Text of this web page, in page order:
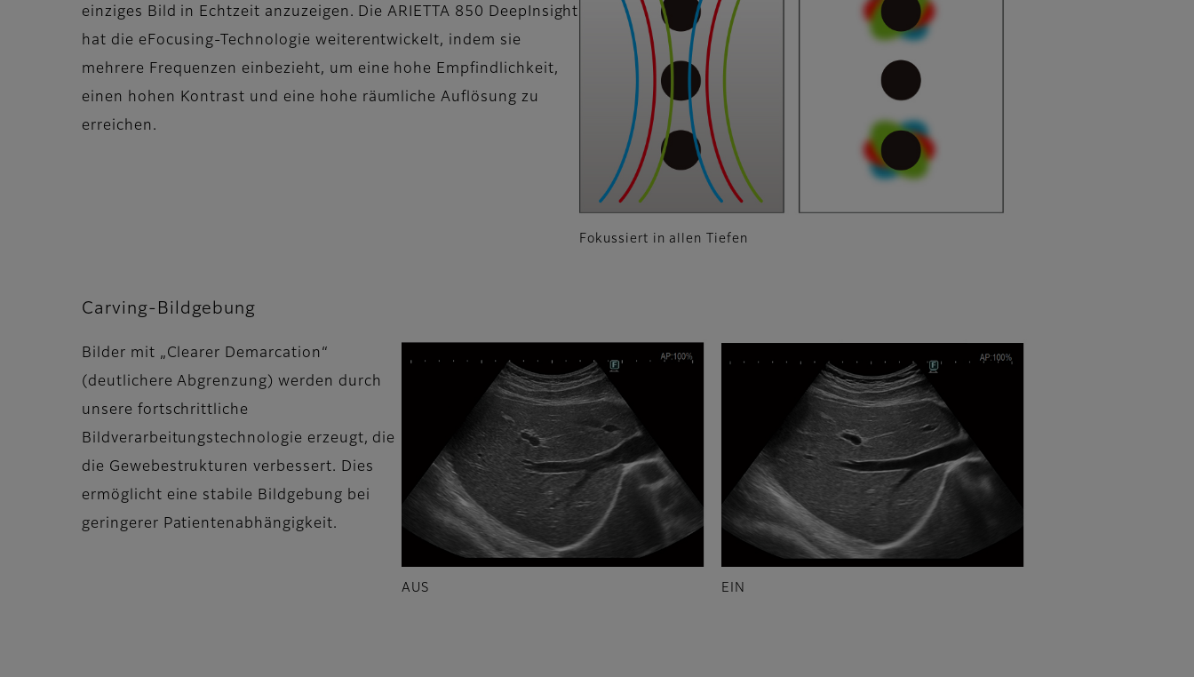
einziges Bild in Echtzeit anzuzeigen. Die ARIETTA 850 DeepInsight
hat die eFocusing-Technologie weiterentwickelt, indem sie
mehrere Frequenzen einbezieht, um eine hohe Empfindlichkeit,
einen hohen Kontrast und eine hohe räumliche Auflösung zu
erreichen.
Fokussiert in allen Tiefen
Carving-Bildgebung
Bilder mit „Clearer Demarcation“
(deutlichere Abgrenzung) werden durch
unsere fortschrittliche
Bildverarbeitungstechnologie erzeugt, die
die Gewebestrukturen verbessert. Dies
ermöglicht eine stabile Bildgebung bei
geringerer Patientenabhängigkeit.
AUS EIN